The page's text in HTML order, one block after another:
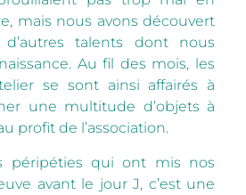
mais nous avons découvert
talents dont nous
Au fil des mois, les
se sont ainsi affairés à
une multitude d’objets à
profit de l’association.
péripéties qui ont mis nos
avant le jour J, c’est une